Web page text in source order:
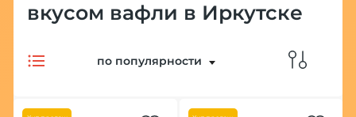
вкусом вафли в Иркутске
по популярности